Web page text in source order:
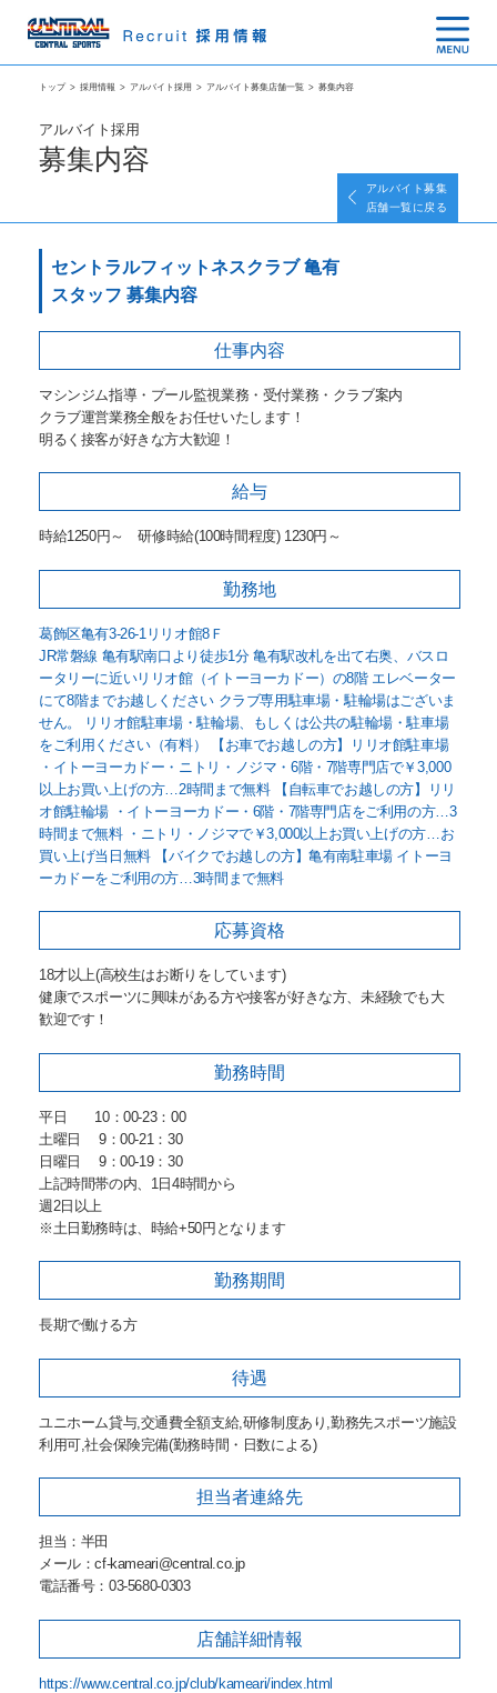
トップ > 採用情報 > アルバイト採用 > アルバイト募集店舗一覧 > 募集内容
アルバイト採用
募集内容
アルバイト募集
店舗一覧に戻る
セントラルフィットネスクラブ 亀有
スタッフ 募集内容
仕事内容
マシンジム指導・プール監視業務・受付業務・クラブ案内
クラブ運営業務全般をお任せいたします！
明るく接客が好きな方大歓迎！
給与
時給1250円～ 研修時給(100時間程度) 1230円～
勤務地
葛飾区亀有3-26-1リリオ館8Ｆ
JR常磐線 亀有駅南口より徒歩1分 亀有駅改札を出て右奥、バスロ
ータリーに近いリリオ館（イトーヨーカドー）の8階 エレベーター
にて8階までお越しください クラブ専用駐車場・駐輪場はございま
せん。 リリオ館駐車場・駐輪場、もしくは公共の駐輪場・駐車場
をご利用ください（有料） 【お車でお越しの方】リリオ館駐車場
・イトーヨーカドー・ニトリ・ノジマ・6階・7階専門店で￥3,000
以上お買い上げの方…2時間まで無料 【自転車でお越しの方】リリ
オ館駐輪場 ・イトーヨーカドー・6階・7階専門店をご利用の方…3
時間まで無料 ・ニトリ・ノジマで￥3,000以上お買い上げの方…お
買い上げ当日無料 【バイクでお越しの方】亀有南駐車場 イトーヨ
ーカドーをご利用の方…3時間まで無料
応募資格
18才以上(高校生はお断りをしています)
健康でスポーツに興味がある方や接客が好きな方、未経験でも大
歓迎です！
勤務時間
平日 10：00-23：00
土曜日 9：00-21：30
日曜日 9：00-19：30
上記時間帯の内、1日4時間から
週2日以上
※土日勤務時は、時給+50円となります
勤務期間
長期で働ける方
待遇
ユニホーム貸与,交通費全額支給,研修制度あり,勤務先スポーツ施設
利用可,社会保険完備(勤務時間・日数による)
担当者連絡先
担当：半田
メール：cf-kameari@central.co.jp
電話番号：03-5680-0303
店舗詳細情報
https://www.central.co.jp/club/kameari/index.html